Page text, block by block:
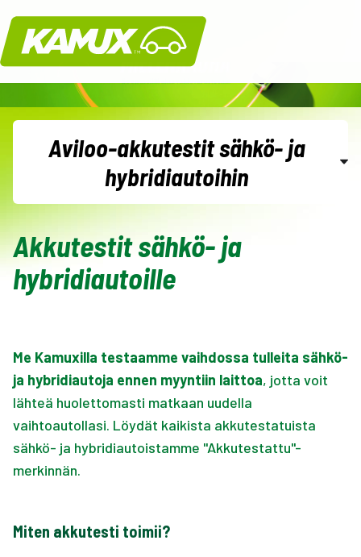
Kamux
Aviloo-akkutestit sähkö- ja
hybridiautoihin
Käytetyn ajoneuvon tilaus- ja ostoehdot
kuluttajille
Käytetyn ajoneuvon etämyyntisopimuksen
peruuttaminen
Kamux Plus -lisävastuusitoumusten sisältö
Akkutesti sähkö- ja hybridiautoille
Akkutestit sähkö- ja
hybridiautoille
Me Kamuxilla testaamme vaihdossa tulleita sähkö-
ja hybridiautoja ennen myyntiin laittoa, jotta voit
lähteä huolettomasti matkaan uudella
vaihtoautollasi. Löydät kaikista akkutestatuista
sähkö- ja hybridiautoistamme "Akkutestattu"-
merkinnän.
Miten akkutesti toimii?